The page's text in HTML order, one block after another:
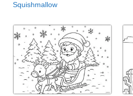
Squishmallow